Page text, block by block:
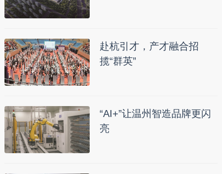
赴杭引才，产才融合招
揽“群英”
“AI+”让温州智造品牌更闪
亮